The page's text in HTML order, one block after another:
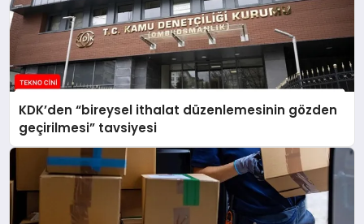
KDK’den “bireysel ithalat düzenlemesinin gözden
geçirilmesi” tavsiyesi